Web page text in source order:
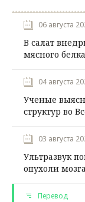
06 августа
В салат
мясного белка
04 августа
Ученые
структур во
03 августа
Ультразвук
опухоли мозга
Перевод